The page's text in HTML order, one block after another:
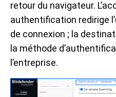
retour du navigateur.
authentification redirige
de connexion ; la
la méthode
l’entreprise.